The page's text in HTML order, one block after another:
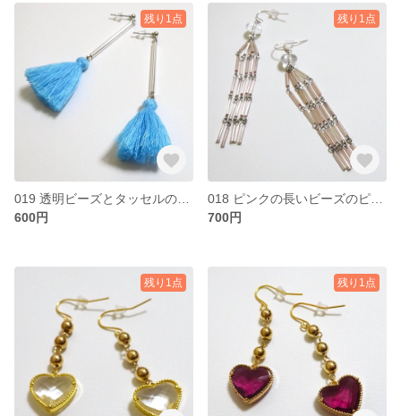
残り1点
600円
残り1点
700円
残り1点 残り1点